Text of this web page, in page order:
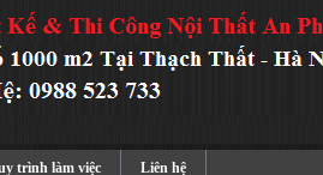
trình làm việc Liên hệ